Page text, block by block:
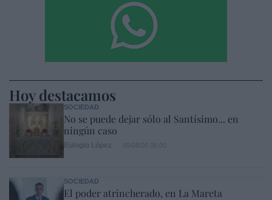
Hoy destacamos
SOCIEDAD
No se puede dejar sólo al Santísimo... en
ningún caso
SOCIEDAD
El poder atrincherado, en La Mareta